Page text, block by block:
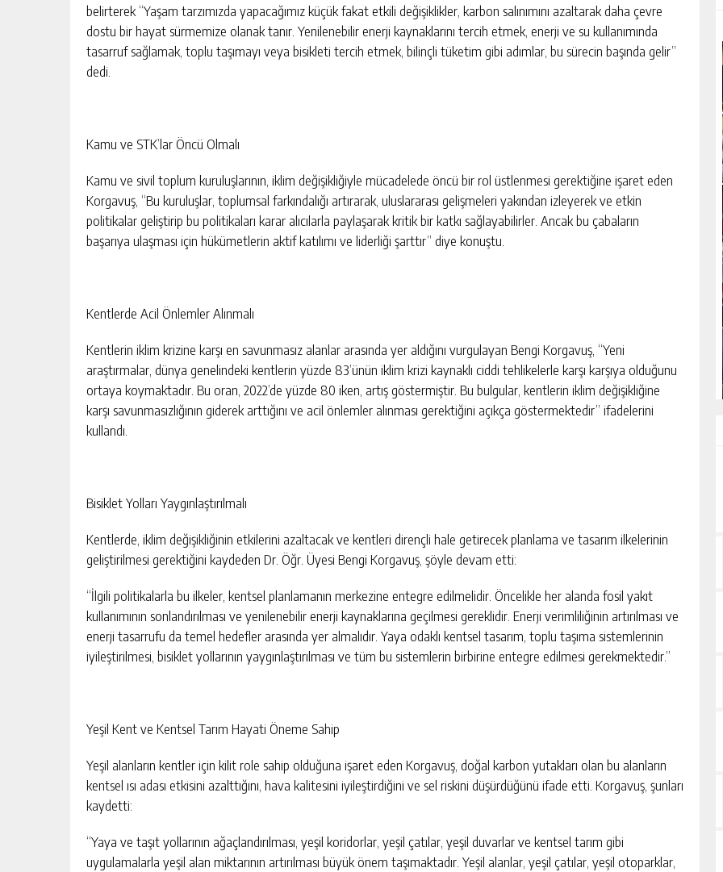
belirterek “Yaşam tarzımızda yapacağımız küçük fakat etkili değişiklikler, karbon salınımını azaltarak daha çevre
dostu bir hayat sürmemize olanak tanır. Yenilenebilir enerji kaynaklarını tercih etmek, enerji ve su kullanımında
tasarruf sağlamak, toplu taşımayı veya bisikleti tercih etmek, bilinçli tüketim gibi adımlar, bu sürecin başında gelir”
dedi.
Kamu ve STK’lar Öncü Olmalı
Kamu ve sivil toplum kuruluşlarının, iklim değişikliğiyle mücadelede öncü bir rol üstlenmesi gerektiğine işaret eden
Korgavuş, “Bu kuruluşlar, toplumsal farkındalığı artırarak, uluslararası gelişmeleri yakından izleyerek ve etkin
politikalar geliştirip bu politikaları karar alıcılarla paylaşarak kritik bir katkı sağlayabilirler. Ancak bu çabaların
başarıya ulaşması için hükümetlerin aktif katılımı ve liderliği şarttır” diye konuştu.
Kentlerde Acil Önlemler Alınmalı
Kentlerin iklim krizine karşı en savunmasız alanlar arasında yer aldığını vurgulayan Bengi Korgavuş, “Yeni
araştırmalar, dünya genelindeki kentlerin yüzde 83’ünün iklim krizi kaynaklı ciddi tehlikelerle karşı karşıya olduğunu
ortaya koymaktadır. Bu oran, 2022’de yüzde 80 iken, artış göstermiştir. Bu bulgular, kentlerin iklim değişikliğine
karşı savunmasızlığının giderek arttığını ve acil önlemler alınması gerektiğini açıkça göstermektedir” ifadelerini
kullandı.
Bisiklet Yolları Yaygınlaştırılmalı
Kentlerde, iklim değişikliğinin etkilerini azaltacak ve kentleri dirençli hale getirecek planlama ve tasarım ilkelerinin
geliştirilmesi gerektiğini kaydeden Dr. Öğr. Üyesi Bengi Korgavuş, şöyle devam etti:
“İlgili politikalarla bu ilkeler, kentsel planlamanın merkezine entegre edilmelidir. Öncelikle her alanda fosil yakıt
kullanımının sonlandırılması ve yenilenebilir enerji kaynaklarına geçilmesi gereklidir. Enerji verimliliğinin artırılması ve
enerji tasarrufu da temel hedefler arasında yer almalıdır. Yaya odaklı kentsel tasarım, toplu taşıma sistemlerinin
iyileştirilmesi, bisiklet yollarının yaygınlaştırılması ve tüm bu sistemlerin birbirine entegre edilmesi gerekmektedir.”
Yeşil Kent ve Kentsel Tarım Hayati Öneme Sahip
Yeşil alanların kentler için kilit role sahip olduğuna işaret eden Korgavuş, doğal karbon yutakları olan bu alanların
kentsel ısı adası etkisini azalttığını, hava kalitesini iyileştirdiğini ve sel riskini düşürdüğünü ifade etti. Korgavuş, şunları
kaydetti:
“Yaya ve taşıt yollarının ağaçlandırılması, yeşil koridorlar, yeşil çatılar, yeşil duvarlar ve kentsel tarım gibi
uygulamalarla yeşil alan miktarının artırılması büyük önem taşımaktadır. Yeşil alanlar, yeşil çatılar, yeşil otoparklar,